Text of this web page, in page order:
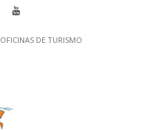
OFICINAS DE TURISMO